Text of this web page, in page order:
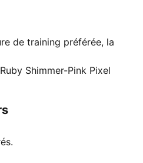
de training préférée, la
modèle innovant intègre
pour une adhérence de
PROFOAM qui assure un
prochaine séance
avec les chaussures PWR
Shimmer-Pink Pixel